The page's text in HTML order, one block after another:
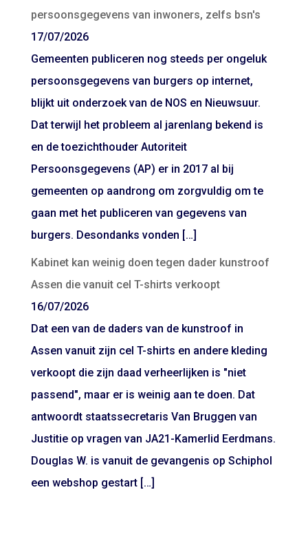
persoonsgegevens van inwoners, zelfs bsn's
17/07/2026
Gemeenten publiceren nog steeds per ongeluk
persoonsgegevens van burgers op internet,
blijkt uit onderzoek van de NOS en Nieuwsuur.
Dat terwijl het probleem al jarenlang bekend is
en de toezichthouder Autoriteit
Persoonsgegevens (AP) er in 2017 al bij
gemeenten op aandrong om zorgvuldig om te
gaan met het publiceren van gegevens van
burgers. Desondanks vonden […]
Kabinet kan weinig doen tegen dader kunstroof
Assen die vanuit cel T-shirts verkoopt
16/07/2026
Dat een van de daders van de kunstroof in
Assen vanuit zijn cel T-shirts en andere kleding
verkoopt die zijn daad verheerlijken is "niet
passend", maar er is weinig aan te doen. Dat
antwoordt staatssecretaris Van Bruggen van
Justitie op vragen van JA21-Kamerlid Eerdmans.
Douglas W. is vanuit de gevangenis op Schiphol
een webshop gestart […]